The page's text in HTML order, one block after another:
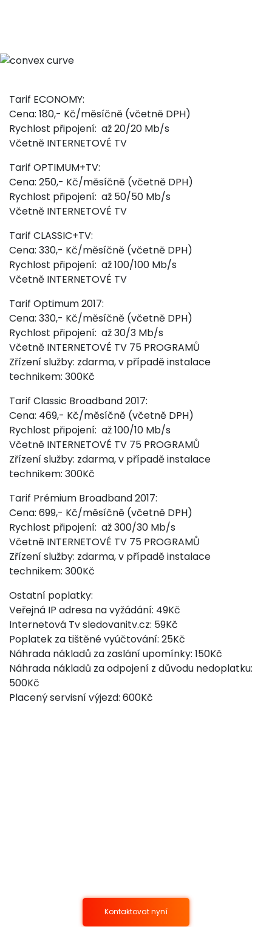
Tarif ECONOMY:
Cena: 180,- Kč/měsíčně (včetně DPH)
Rychlost připojení: až 20/20 Mb/s
Včetně INTERNETOVÉ TV
Tarif OPTIMUM+TV:
Cena: 250,- Kč/měsíčně (včetně DPH)
Rychlost připojení: až 50/50 Mb/s
Včetně INTERNETOVÉ TV
Tarif CLASSIC+TV:
Cena: 330,- Kč/měsíčně (včetně DPH)
Rychlost připojení: až 100/100 Mb/s
Včetně INTERNETOVÉ TV
Tarif Optimum 2017:
Cena: 330,- Kč/měsíčně (včetně DPH)
Rychlost připojení: až 30/3 Mb/s
Včetně INTERNETOVÉ TV 75 PROGRAMŮ
Zřízení služby: zdarma, v případě instalace
technikem: 300Kč
Tarif Classic Broadband 2017:
Cena: 469,- Kč/měsíčně (včetně DPH)
Rychlost připojení: až 100/10 Mb/s
Včetně INTERNETOVÉ TV 75 PROGRAMŮ
Zřízení služby: zdarma, v případě instalace
technikem: 300Kč
Tarif Prémium Broadband 2017:
Cena: 699,- Kč/měsíčně (včetně DPH)
Rychlost připojení: až 300/30 Mb/s
Včetně INTERNETOVÉ TV 75 PROGRAMŮ
Zřízení služby: zdarma, v případě instalace
technikem: 300Kč
Ostatní poplatky:
Veřejná IP adresa na vyžádání: 49Kč
Internetová Tv sledovanitv.cz: 59Kč
Poplatek za tištěné vyúčtování: 25Kč
Náhrada nákladů za zaslání upomínky: 150Kč
Náhrada nákladů za odpojení z důvodu nedoplatku:
500Kč
Placený servisní výjezd: 600Kč
Kontaktovat nyní